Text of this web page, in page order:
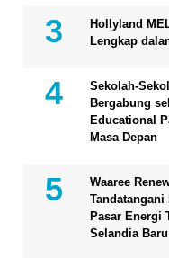
Hollyland
Lengkap
Sekolah-
Bergabung
Educational
Masa Depan
Waaree
Pasar Energi
Selandia Baru